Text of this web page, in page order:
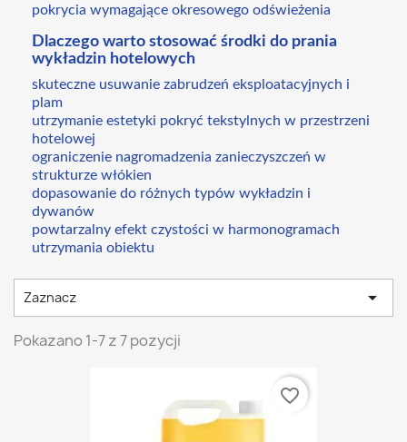
pokrycia wymagające okresowego odświeżenia
Dlaczego warto stosować środki do prania
wykładzin hotelowych
skuteczne usuwanie zabrudzeń eksploatacyjnych i
plam
utrzymanie estetyki pokryć tekstylnych w przestrzeni
hotelowej
ograniczenie nagromadzenia zanieczyszczeń w
strukturze włókien
dopasowanie do różnych typów wykładzin i
dywanów
powtarzalny efekt czystości w harmonogramach
utrzymania obiektu
Zaznacz 
Pokazano 1-7 z 7 pozycji
favorite_border